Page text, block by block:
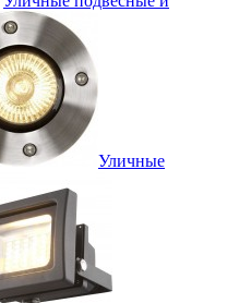
Уличные